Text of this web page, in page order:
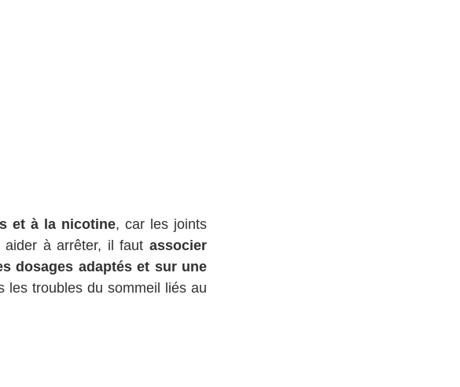
et à la nicotine, car les joints
aider à arrêter, il faut associer
dosages adaptés et sur une
les troubles du sommeil liés au